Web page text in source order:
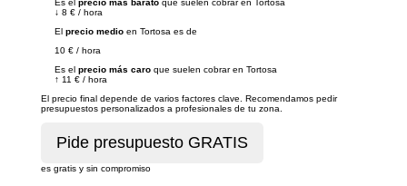
Es el precio más barato que suelen cobrar en Tortosa
↓ 8 € / hora
El precio medio en Tortosa es de
10 € / hora
Es el precio más caro que suelen cobrar en Tortosa
↑ 11 € / hora
El precio final depende de varios factores clave. Recomendamos pedir
presupuestos personalizados a profesionales de tu zona.
es gratis y sin compromiso